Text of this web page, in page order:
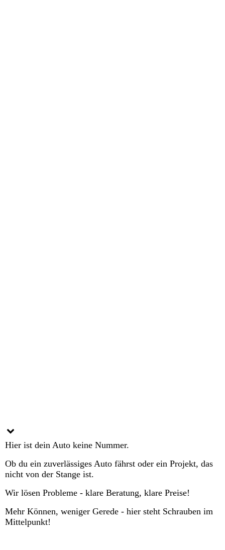
Hier ist dein Auto keine Nummer.
Ob du ein zuverlässiges Auto fährst oder ein Projekt, das
nicht von der Stange ist.
Wir lösen Probleme - klare Beratung, klare Preise!
Mehr Können, weniger Gerede - hier steht Schrauben im
Mittelpunkt!